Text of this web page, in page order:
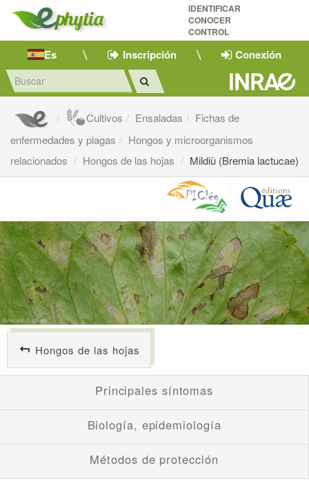
IDENTIFICAR
CONOCER
CONTROL
Es Inscripción Conexión
Cultivos Ensaladas
Fichas de
enfermedades y plagas
Hongos y microorganismos
relacionados
Hongos de las hojas Mildiù (Bremia lactucae)
Hongos de las hojas
Principales síntomas
Biología, epidemiología
Métodos de protección